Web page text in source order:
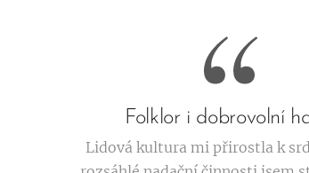
Folklor i dobrovolní
Lidová kultura mi přirostla k